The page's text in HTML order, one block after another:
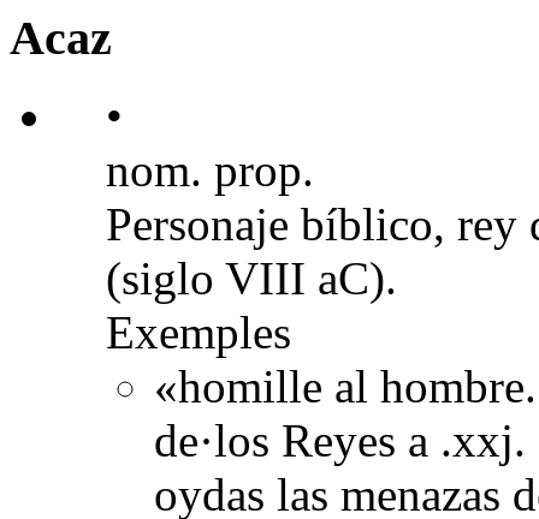
Acaz
•
nom. prop.
Personaje bíblico, rey
(siglo VIII aC).
Exemples
«homille al
de·los Reyes a
oydas las menazas